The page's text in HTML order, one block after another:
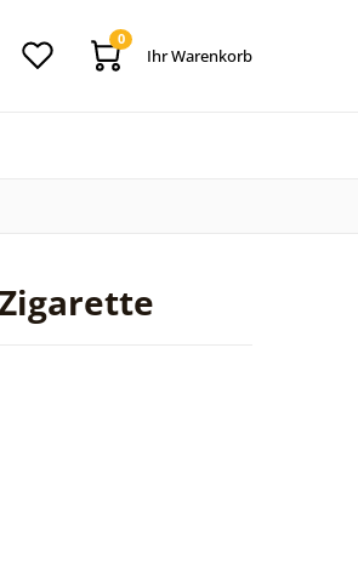
0
Ihr Warenkorb